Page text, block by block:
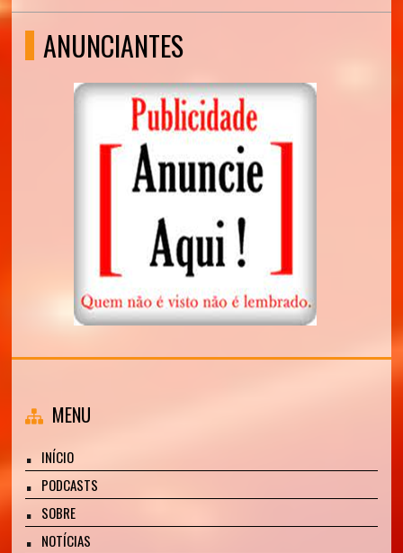
ANUNCIANTES
MENU
INÍCIO
PODCASTS
SOBRE
NOTÍCIAS